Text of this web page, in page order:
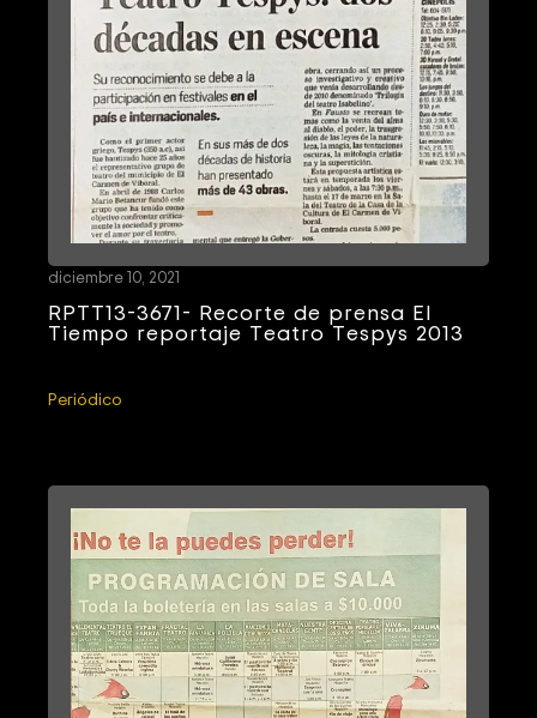
RPTT13-3671- Recorte de prensa El
Tiempo reportaje Teatro Tespys 2013
diciembre 10, 2021
Periódico